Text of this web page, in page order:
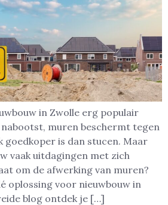
in Zwolle erg populair
muren beschermt tegen
goedkoper is dan stucen. Maar
vaak uitdagingen met zich
om de afwerking van muren?
oplossing voor nieuwbouw in
blog ontdek je […]